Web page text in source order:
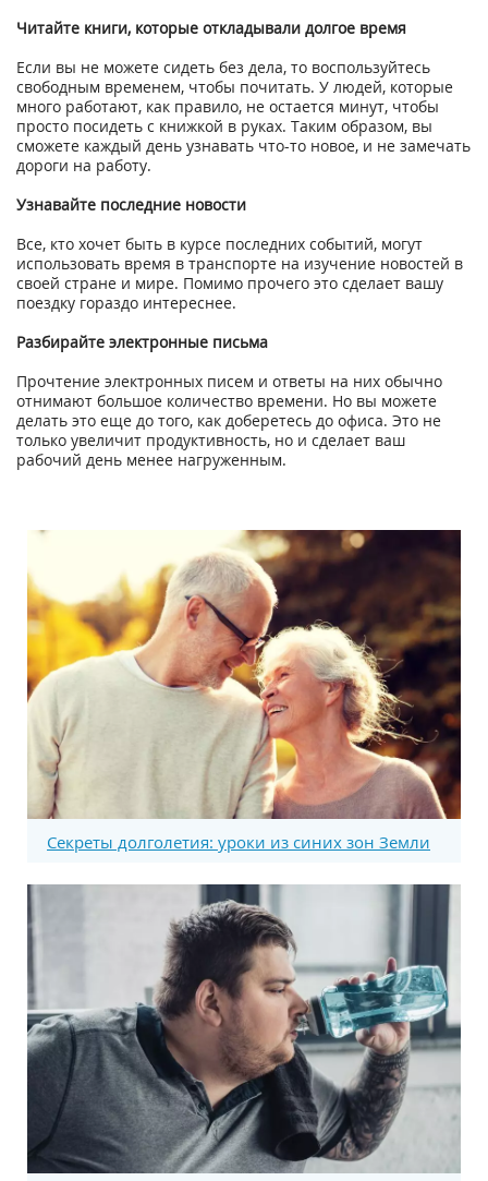
Читайте книги, которые откладывали долгое время
Если вы не можете сидеть без дела, то воспользуйтесь
свободным временем, чтобы почитать. У людей, которые
много работают, как правило, не остается минут, чтобы
просто посидеть с книжкой в руках. Таким образом, вы
сможете каждый день узнавать что-то новое, и не замечать
дороги на работу.
Узнавайте последние новости
Все, кто хочет быть в курсе последних событий, могут
использовать время в транспорте на изучение новостей в
своей стране и мире. Помимо прочего это сделает вашу
поездку гораздо интереснее.
Разбирайте электронные письма
Прочтение электронных писем и ответы на них обычно
отнимают большое количество времени. Но вы можете
делать это еще до того, как доберетесь до офиса. Это не
только увеличит продуктивность, но и сделает ваш
рабочий день менее нагруженным.
Секреты долголетия: уроки из синих зон Земли